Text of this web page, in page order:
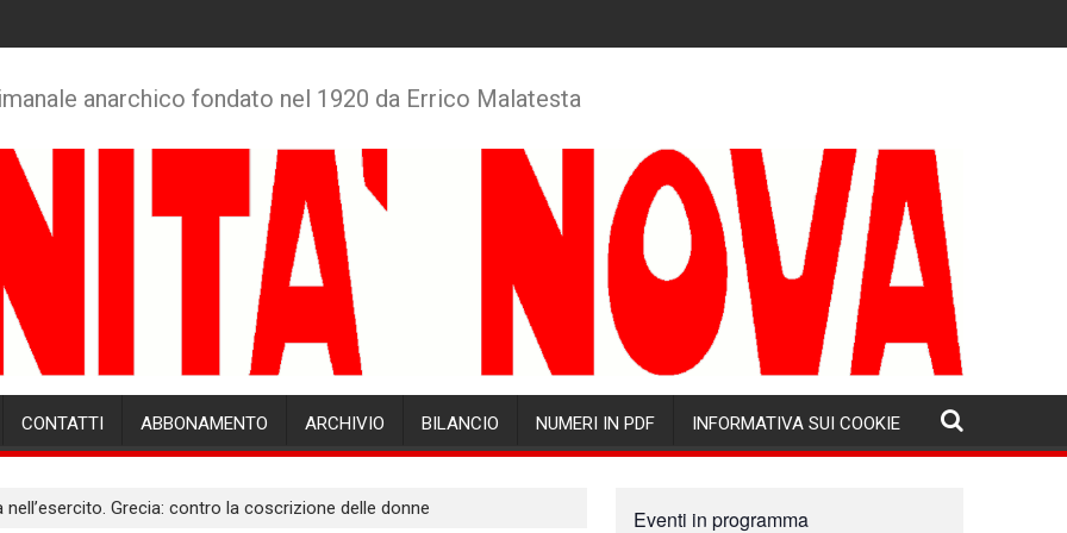
anarchico fondato nel 1920 da Errico Malatesta
CONTATTI ABBONAMENTO ARCHIVIO BILANCIO NUMERI IN PDF INFORMATIVA SUI COOKIE
nell’esercito. Grecia: contro la coscrizione delle donne Eventi in programma